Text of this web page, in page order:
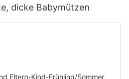
dicke Babymützen